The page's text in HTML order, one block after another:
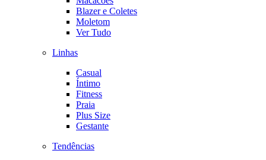
Blazer e Coletes
Moletom
Ver Tudo
Linhas
Casual
Íntimo
Fitness
Praia
Plus Size
Gestante
Tendências